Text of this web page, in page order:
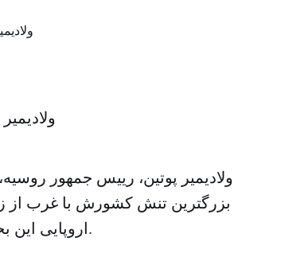
ولادیمیر پوتین، رییس جمهور
بزرگترین تنش کشورش با غرب
اروپایی این بحران را همراه با همتایان غربی خود بررسی می کند.